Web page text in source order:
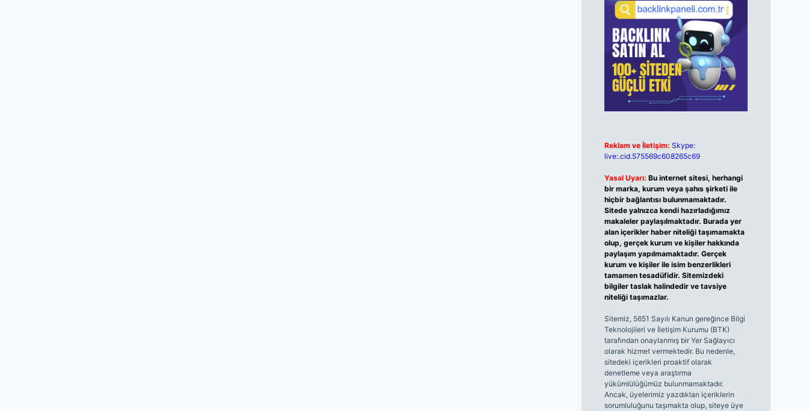
Reklam ve İletişim: Skype:
live:.cid.575569c608265c69
Yasal Uyarı: Bu internet sitesi, herhangi
bir marka, kurum veya şahıs şirketi ile
hiçbir bağlantısı bulunmamaktadır.
Sitede yalnızca kendi hazırladığımız
makaleler paylaşılmaktadır. Burada yer
alan içerikler haber niteliği taşımamakta
olup, gerçek kurum ve kişiler hakkında
paylaşım yapılmamaktadır. Gerçek
kurum ve kişiler ile isim benzerlikleri
tamamen tesadüfidir. Sitemizdeki
bilgiler taslak halindedir ve tavsiye
niteliği taşımazlar.
Sitemiz, 5651 Sayılı Kanun gereğince Bilgi
Teknolojileri ve İletişim Kurumu (BTK)
tarafından onaylanmış bir Yer Sağlayıcı
olarak hizmet vermektedir. Bu nedenle,
sitedeki içerikleri proaktif olarak
denetleme veya araştırma
yükümlülüğümüz bulunmamaktadır.
Ancak, üyelerimiz yazdıkları içeriklerin
sorumluluğunu taşımakta olup, siteye üye